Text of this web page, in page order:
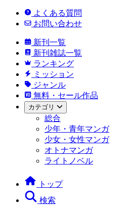
よくある質問
お問い合わせ
新刊一覧
新刊雑誌一覧
ランキング
ミッション
ジャンル
無料・セール作品
カテゴリ
総合
少年・青年マンガ
少女・女性マンガ
オトナマンガ
ライトノベル
トップ
検索